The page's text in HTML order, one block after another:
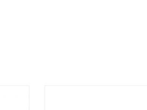
de Rosas – Aspeto Rosas
minha-conta/">logged in</a>